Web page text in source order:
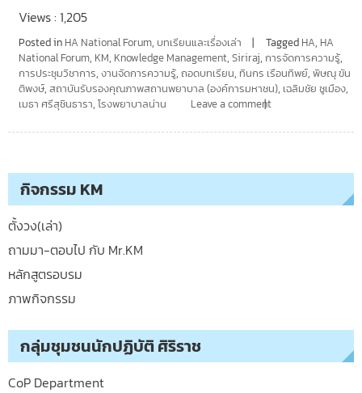
Views : 1,205
Posted in HA National Forum, บทเรียนและเรื่องเล่า Tagged HA, HA
National Forum, KM, Knowledge Management, Siriraj, การจัดการความรู้,
การประชุมวิชาการ, งานจัดการความรู้, ถอดบทเรียน, ทินกร เรือนทิพย์, พิษณุ ขัน
ติพงษ์, สถาบันรับรองคุณภาพสถานพยาบาล (องค์การมหาชน), เฉลิมชัย ชูเมือง,
เมธา ศรีสุชินธารา, โรงพยาบาลน่าน Leave a comment
กิจกรรม KM
ตั้งวง(เล่า)
ถามมา-ตอบไป กับ Mr.KM
หลักสูตรอบรม
ภาพกิจกรรม
กลุ่มชุมชนนักปฏิบัติ ศิริราช
CoP Department